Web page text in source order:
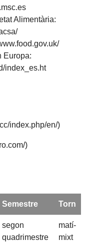
Alimentària:
Europa:
index_es.ht
index.php/en/)
)
Semestre Torn
segon
quadrimestre
matí-
mixt